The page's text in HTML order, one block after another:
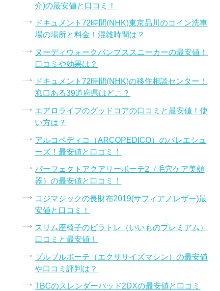
介)の最安値と口コミ！
ドキュメント72時間(NHK)東京品川のコイン洗車
場の場所と料金！混雑時間は？
ヌーディウォークパンプススニーカーの最安値！
口コミや効果は？
ドキュメント72時間(NHK)の移住相談センター！
窓口ある39道府県はどこ？
エアロライフのグッドコアの口コミと最安値！使
い方は？
アルコペディコ（ARCOPEDICO）のバレエシュ
ーズ！最安値と口コミ！
パーフェクトアクアリーボーテ2（毛穴ケア美顔
器）の最安値と口コミ！
コジマジックの長財布2019(サフィアノレザー)最
安値と口コミ！
スリム座椅子のピラトレ（いいものプレミアム）
口コミと最安値！
ブルブルボーテ（エクササイズマシン）の最安値
や口コミ評判は？
TBCのスレンダーパッド2DXの最安値と口コミ